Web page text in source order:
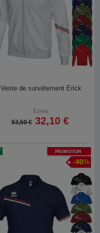
Veste de survêtement Erick
Errea
53,50 € 32,10 €
Promotion
-40%